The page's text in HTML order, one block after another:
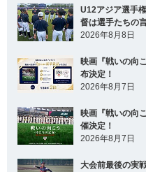
U12アジア選手
督は選手たちの
2026年8月8日
映画『戦いの向
布決定！
2026年8月7日
映画『戦いの向
催決定！
2026年8月7日
大会前最後の実